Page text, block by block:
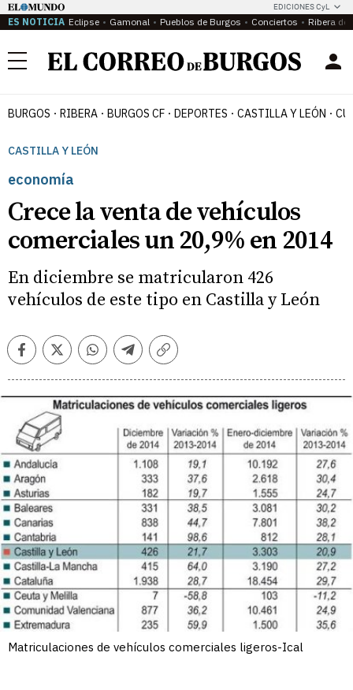
EDICIONES CyL
ES NOTICIA Eclipse Gamonal Pueblos de Burgos Conciertos Ribera del
Menú
BURGOS RIBERA BURGOS CF DEPORTES CASTILLA Y LEÓN
CASTILLA Y LEÓN
economía
Crece la venta de vehículos
comerciales un 20,9% en 2014
En diciembre se matricularon 426
vehículos de este tipo en Castilla y León
FacebookTwitterWhatsappTelegramCopiar
Matriculaciones de vehículos comerciales ligeros-Ical